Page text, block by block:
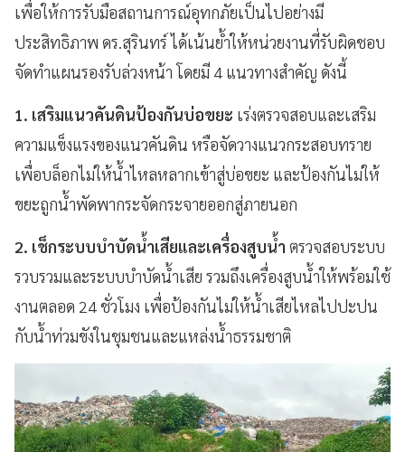
เพื่อให้การรับมือสถานการณ์อุทกภัยเป็นไปอย่างมี
ประสิทธิภาพ ดร.สุรินทร์ ได้เน้นย้ำให้หน่วยงานที่รับผิดชอบ
จัดทำแผนรองรับล่วงหน้า โดยมี 4 แนวทางสำคัญ ดังนี้
1. เสริมแนวคันดินป้องกันบ่อขยะ เร่งตรวจสอบและเสริม
ความแข็งแรงของแนวคันดิน หรือจัดวางแนวกระสอบทราย
เพื่อบล็อกไม่ให้น้ำไหลหลากเข้าสู่บ่อขยะ และป้องกันไม่ให้
ขยะถูกน้ำพัดพากระจัดกระจายออกสู่ภายนอก
2. เช็กระบบบำบัดน้ำเสียและเครื่องสูบน้ำ ตรวจสอบระบบ
รวบรวมและระบบบำบัดน้ำเสีย รวมถึงเครื่องสูบน้ำให้พร้อมใช้
งานตลอด 24 ชั่วโมง เพื่อป้องกันไม่ให้น้ำเสียไหลไปปะปน
กับน้ำท่วมขังในชุมชนและแหล่งน้ำธรรมชาติ